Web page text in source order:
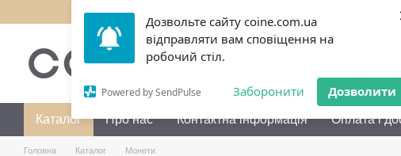
Дозвольте сайту coine.com.ua
відправляти вам сповіщення на
робочий стіл.
Powered by SendPulse Заборонити Дозволити
Перейти до основного контенту
050 072-36-80 Передзвонити вам?
Каталог Про нас Контактна інформація Оплата і
Головна Каталог Монети